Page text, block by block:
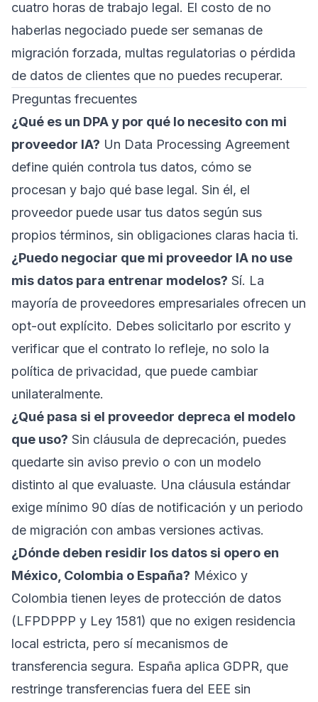
cuatro horas de trabajo legal. El costo de no
haberlas negociado puede ser semanas de
migración forzada, multas regulatorias o pérdida
de datos de clientes que no puedes recuperar.
Preguntas frecuentes
¿Qué es un DPA y por qué lo necesito con mi
proveedor IA? Un Data Processing Agreement
define quién controla tus datos, cómo se
procesan y bajo qué base legal. Sin él, el
proveedor puede usar tus datos según sus
propios términos, sin obligaciones claras hacia ti.
¿Puedo negociar que mi proveedor IA no use
mis datos para entrenar modelos? Sí. La
mayoría de proveedores empresariales ofrecen un
opt-out explícito. Debes solicitarlo por escrito y
verificar que el contrato lo refleje, no solo la
política de privacidad, que puede cambiar
unilateralmente.
¿Qué pasa si el proveedor depreca el modelo
que uso? Sin cláusula de deprecación, puedes
quedarte sin aviso previo o con un modelo
distinto al que evaluaste. Una cláusula estándar
exige mínimo 90 días de notificación y un periodo
de migración con ambas versiones activas.
¿Dónde deben residir los datos si opero en
México, Colombia o España? México y
Colombia tienen leyes de protección de datos
(LFPDPPP y Ley 1581) que no exigen residencia
local estricta, pero sí mecanismos de
transferencia segura. España aplica GDPR, que
restringe transferencias fuera del EEE sin